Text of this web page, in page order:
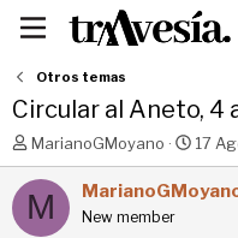
Otros temas
Circular al Aneto, 4
I
n
i
c
MarianoGMoyano
F
e
c
h
17
M New member